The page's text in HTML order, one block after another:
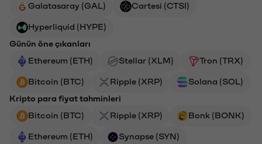
Galatasaray (GAL) Cartesi (CTSI)
Hyperliquid (HYPE)
Günün öne çıkanları
Ethereum (ETH)
Stellar (XLM) Tron (TRX)
Bitcoin (BTC) Ripple (XRP)
Solana (SOL)
Kripto para fiyat tahminleri
Bitcoin (BTC)
Ripple (XRP) Bonk (BONK)
Ethereum (ETH) Synapse (SYN)